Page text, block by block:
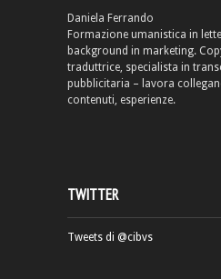
Daniela Ferrando
Formazione umanistica in
background in marketing.
traduttrice, specialista in
pubblicitaria – lavora
contenuti, esperienze.
TWITTER
Tweets di @cibvs